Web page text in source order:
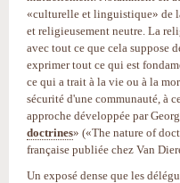
«culturelle et linguistique» de
et religieusement neutre. La
avec tout ce que cela suppose
exprimer tout ce qui est
ce qui a trait à la vie ou à la
sécurité d'une communauté, à
approche développée par
doctrines» («The nature of
française publiée chez Van
Un exposé dense que les